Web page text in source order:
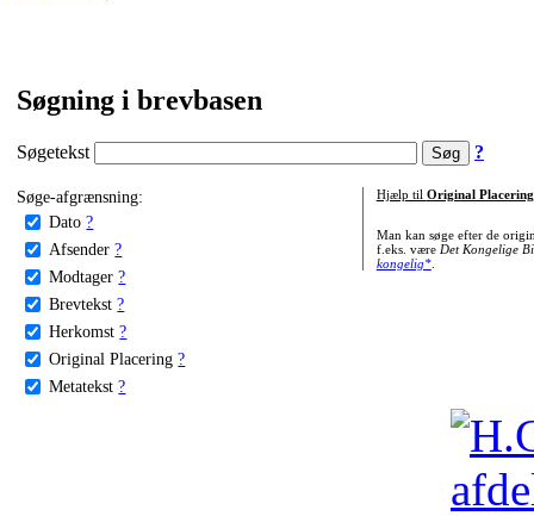
Søgning i brevbasen
Søgetekst ?
Søge-afgrænsning:
Dato ?
Afsender ?
Modtager ?
Brevtekst ?
Herkomst ?
Original Placering ?
Metatekst ?
Hjælp til Original Placering
Man kan søge efter de
f.eks. være Det Kongelige
kongelig*.